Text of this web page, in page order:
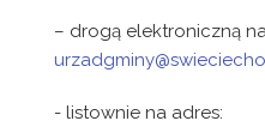
– drogą elektroniczną
- listownie na adres: